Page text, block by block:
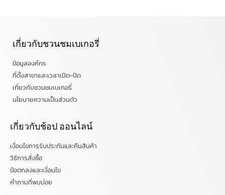
เกี่ยวกับชวนชมเบเกอรี่
ข้อมูลองค์กร
ที่ตั้งสาขาและเวลาเปิด-ปิด
เกี่ยวกับชวนชมเบเกอรี่
นโยบายความเป็นส่วนตัว
เกี่ยวกับช้อป ออนไลน์
เงื่อนไขการรับประกันและคืนสินค้า
วิธีการสั่งซื้อ
ข้อตกลงและเงื่อนไข
คำถามที่พบบ่อย